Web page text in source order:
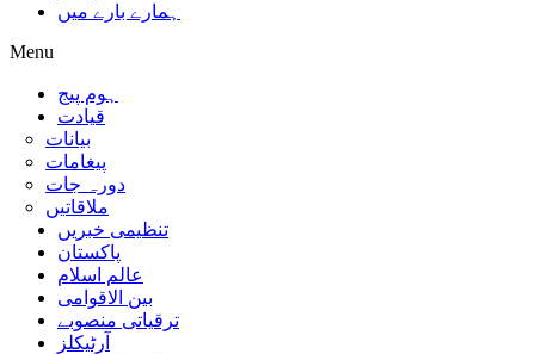
ہمارے بارے میں
Menu
ہوم پیج
قیادت
بیانات
پیغامات
دورہ جات
ملاقاتیں
تنظیمی خبریں
پاکستان
عالم اسلام
بین الاقوامی
ترقیاتی منصوبے
آرٹیکلز